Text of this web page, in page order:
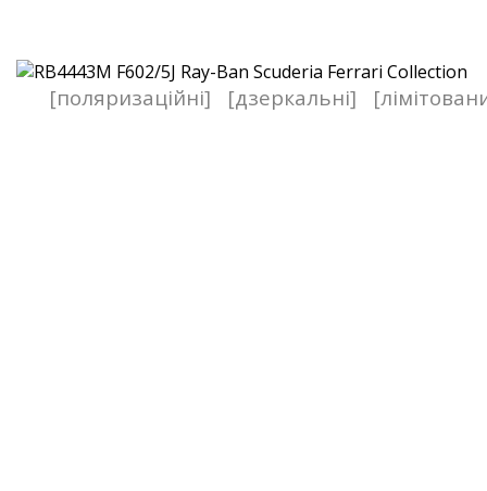
[поляризаційні] [дзеркальні]